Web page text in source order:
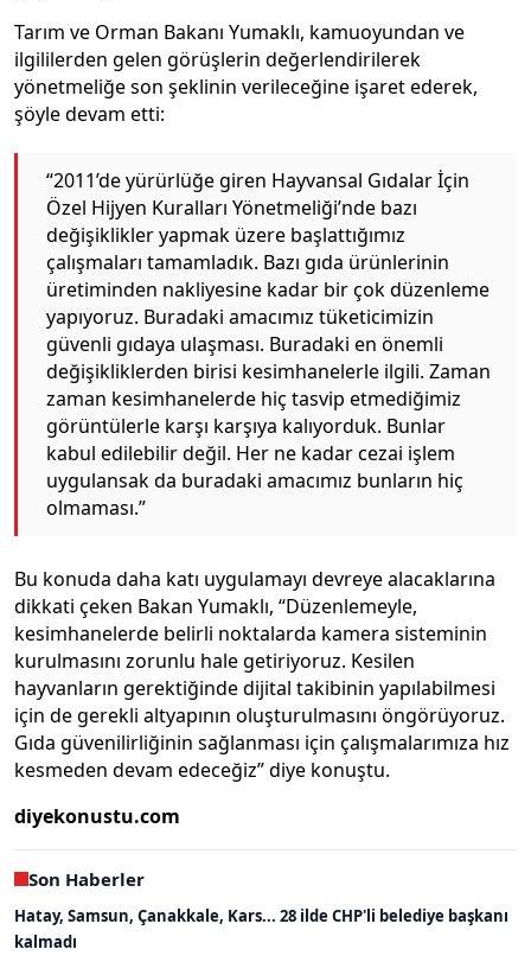
Tarım ve Orman Bakanı Yumaklı, kamuoyundan ve
ilgililerden gelen görüşlerin değerlendirilerek
yönetmeliğe son şeklinin verileceğine işaret ederek,
şöyle devam etti:
“2011’de yürürlüğe giren Hayvansal Gıdalar İçin
Özel Hijyen Kuralları Yönetmeliği’nde bazı
değişiklikler yapmak üzere başlattığımız
çalışmaları tamamladık. Bazı gıda ürünlerinin
üretiminden nakliyesine kadar bir çok düzenleme
yapıyoruz. Buradaki amacımız tüketicimizin
güvenli gıdaya ulaşması. Buradaki en önemli
değişikliklerden birisi kesimhanelerle ilgili. Zaman
zaman kesimhanelerde hiç tasvip etmediğimiz
görüntülerle karşı karşıya kalıyorduk. Bunlar
kabul edilebilir değil. Her ne kadar cezai işlem
uygulansak da buradaki amacımız bunların hiç
olmaması.”
Bu konuda daha katı uygulamayı devreye alacaklarına
dikkati çeken Bakan Yumaklı, “Düzenlemeyle,
kesimhanelerde belirli noktalarda kamera sisteminin
kurulmasını zorunlu hale getiriyoruz. Kesilen
hayvanların gerektiğinde dijital takibinin yapılabilmesi
için de gerekli altyapının oluşturulmasını öngörüyoruz.
Gıda güvenilirliğinin sağlanması için çalışmalarımıza hız
kesmeden devam edeceğiz” diye konuştu.
diyekonustu.com
Son Haberler
Hatay, Samsun, Çanakkale, Kars... 28 ilde CHP'li belediye başkanı
kalmadı